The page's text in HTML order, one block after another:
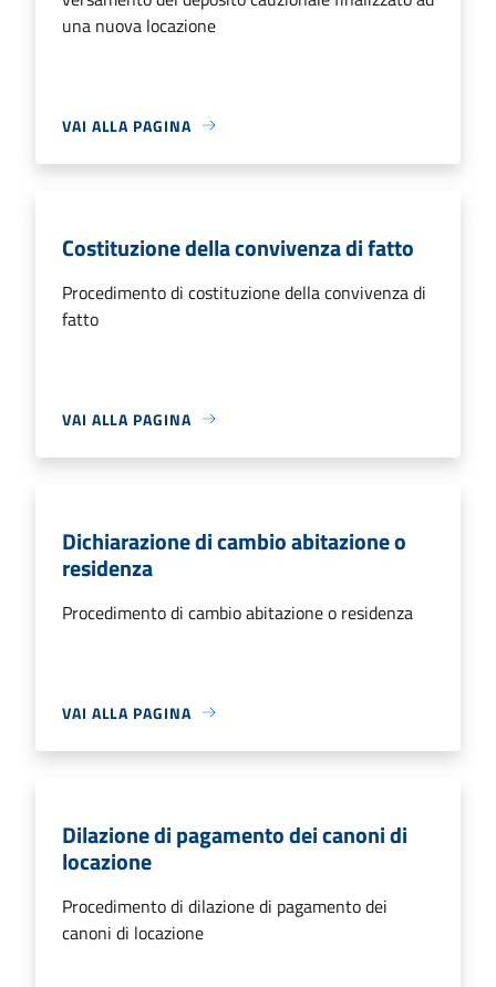
una nuova locazione
VAI ALLA PAGINA
Costituzione della convivenza di fatto
Procedimento di costituzione della convivenza di
fatto
VAI ALLA PAGINA
Dichiarazione di cambio abitazione o
residenza
Procedimento di cambio abitazione o residenza
VAI ALLA PAGINA
Dilazione di pagamento dei canoni di
locazione
Procedimento di dilazione di pagamento dei
canoni di locazione